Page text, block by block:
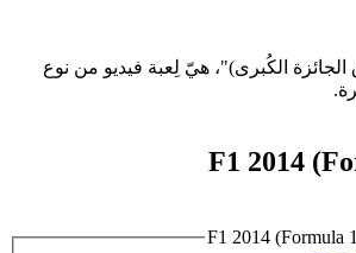
1 2014(سباق الجائزة الكُبرى)"، هيّ لِعبة فيديو من نوع
F1 2014 (Formula